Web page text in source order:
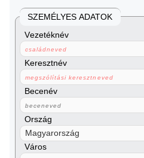
SZEMÉLYES ADATOK
Vezetéknév
Keresztnév
Becenév
Ország
Város